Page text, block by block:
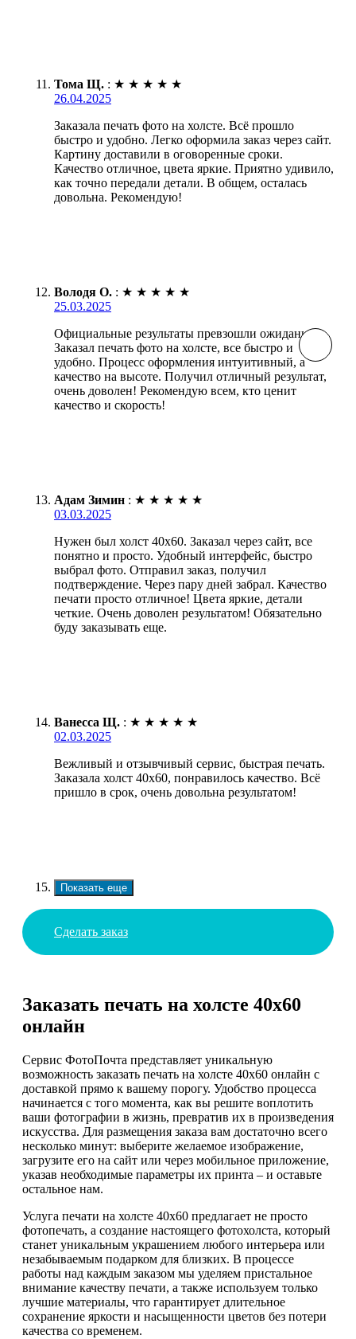
Тома Щ. : ★ ★ ★ ★ ★
26.04.2025
Заказала печать фото на холсте. Всё прошло
быстро и удобно. Легко оформила заказ через сайт.
Картину доставили в оговоренные сроки.
Качество отличное, цвета яркие. Приятно удивило,
как точно передали детали. В общем, осталась
довольна. Рекомендую!
Володя О. : ★ ★ ★ ★ ★
25.03.2025
Официальные результаты превзошли ожидания!
Заказал печать фото на холсте, все быстро и
удобно. Процесс оформления интуитивный, а
качество на высоте. Получил отличный результат,
очень доволен! Рекомендую всем, кто ценит
качество и скорость!
Адам Зимин : ★ ★ ★ ★ ★
03.03.2025
Нужен был холст 40х60. Заказал через сайт, все
понятно и просто. Удобный интерфейс, быстро
выбрал фото. Отправил заказ, получил
подтверждение. Через пару дней забрал. Качество
печати просто отличное! Цвета яркие, детали
четкие. Очень доволен результатом! Обязательно
буду заказывать еще.
Ванесса Щ. : ★ ★ ★ ★ ★
02.03.2025
Вежливый и отзывчивый сервис, быстрая печать.
Заказала холст 40х60, понравилось качество. Всё
пришло в срок, очень довольна результатом!
Показать еще
Сделать заказ
Заказать печать на холсте 40х60
онлайн
Сервис ФотоПочта представляет уникальную
возможность заказать печать на холсте 40х60 онлайн с
доставкой прямо к вашему порогу. Удобство процесса
начинается с того момента, как вы решите воплотить
ваши фотографии в жизнь, превратив их в произведения
искусства. Для размещения заказа вам достаточно всего
несколько минут: выберите желаемое изображение,
загрузите его на сайт или через мобильное приложение,
указав необходимые параметры их принта – и оставьте
остальное нам.
Услуга печати на холсте 40х60 предлагает не просто
фотопечать, а создание настоящего фотохолста, который
станет уникальным украшением любого интерьера или
незабываемым подарком для близких. В процессе
работы над каждым заказом мы уделяем пристальное
внимание качеству печати, а также используем только
лучшие материалы, что гарантирует длительное
сохранение яркости и насыщенности цветов без потери
качества со временем.